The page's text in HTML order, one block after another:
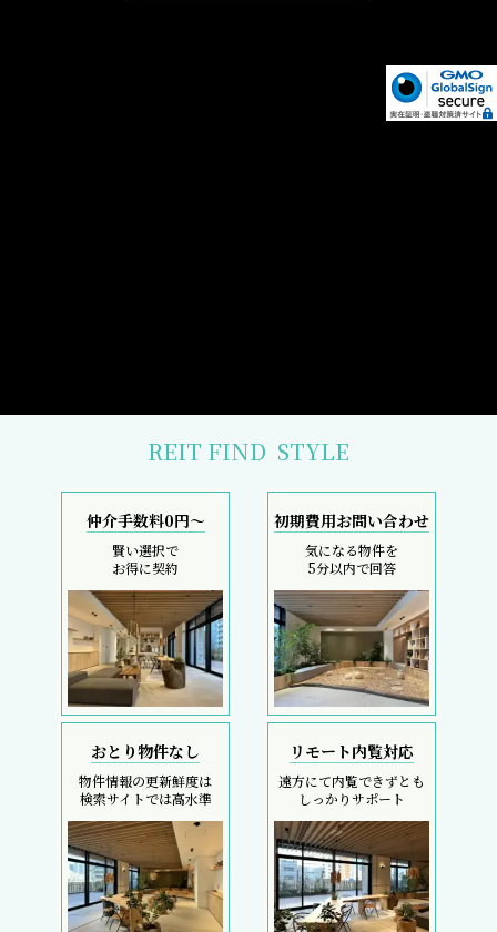
REIT FIND STYLE
仲介手数料0円～
賢い選択で
お得に契約
初期費用お問い合わせ
気になる物件を
5分以内で回答
おとり物件なし
物件情報の更新鮮度は
検索サイトでは高水準
リモート内覧対応
遠方にて内覧できずとも
しっかりサポート